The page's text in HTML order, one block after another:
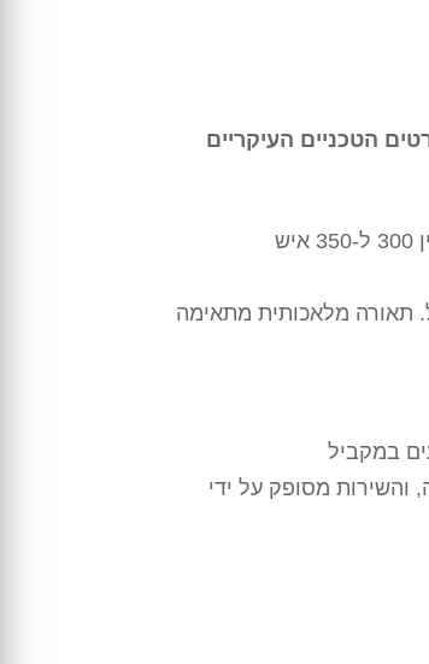
הטכניים העיקריים
תאורה מלאכותית מתאימה
במקביל
מסופק על ידי